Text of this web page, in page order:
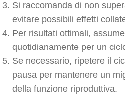
Si raccomanda di non
evitare possibili effetti
Per risultati ottimali,
quotidianamente per un
Se necessario, ripetere il
pausa per mantenere un
della funzione riproduttiva.